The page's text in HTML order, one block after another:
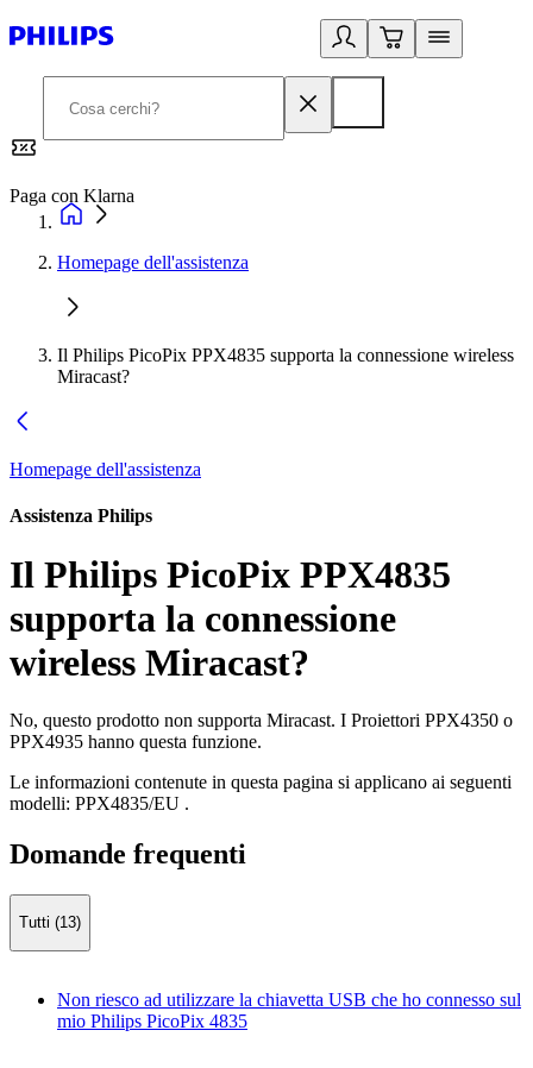
Paga con Klarna
Homepage dell'assistenza
Il Philips PicoPix PPX4835 supporta la connessione wireless
Miracast?
Homepage dell'assistenza
Assistenza Philips
Il Philips PicoPix PPX4835
supporta la connessione
wireless Miracast?
No, questo prodotto non supporta Miracast. I Proiettori PPX4350 o
PPX4935 hanno questa funzione.
Le informazioni contenute in questa pagina si applicano ai seguenti
modelli: PPX4835/EU .
Domande frequenti
Tutti (13)
Non riesco ad utilizzare la chiavetta USB che ho connesso sul
mio Philips PicoPix 4835